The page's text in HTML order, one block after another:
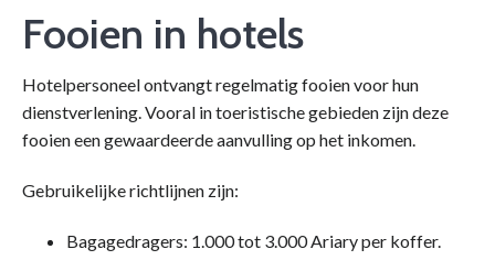
Fooien in hotels
Hotelpersoneel ontvangt regelmatig fooien voor hun
dienstverlening. Vooral in toeristische gebieden zijn deze
fooien een gewaardeerde aanvulling op het inkomen.
Gebruikelijke richtlijnen zijn:
Bagagedragers: 1.000 tot 3.000 Ariary per koffer.